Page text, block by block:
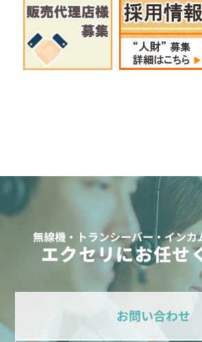
無線機・トランシーバー・インカ
エクセリにお任せ
お問い合わせ